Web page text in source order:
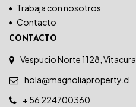
Trabaja con nosotros
Contacto
CONTACTO
Vespucio Norte 1128, Vitacura
hola@magnoliaproperty.cl
+ 56 224700360